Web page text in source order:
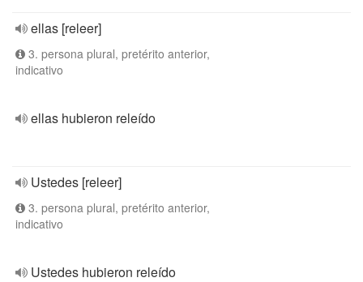
ellas [releer]
3. persona plural, pretérito anterior,
indicativo
ellas hubieron releído
Ustedes [releer]
3. persona plural, pretérito anterior,
indicativo
Ustedes hubieron releído